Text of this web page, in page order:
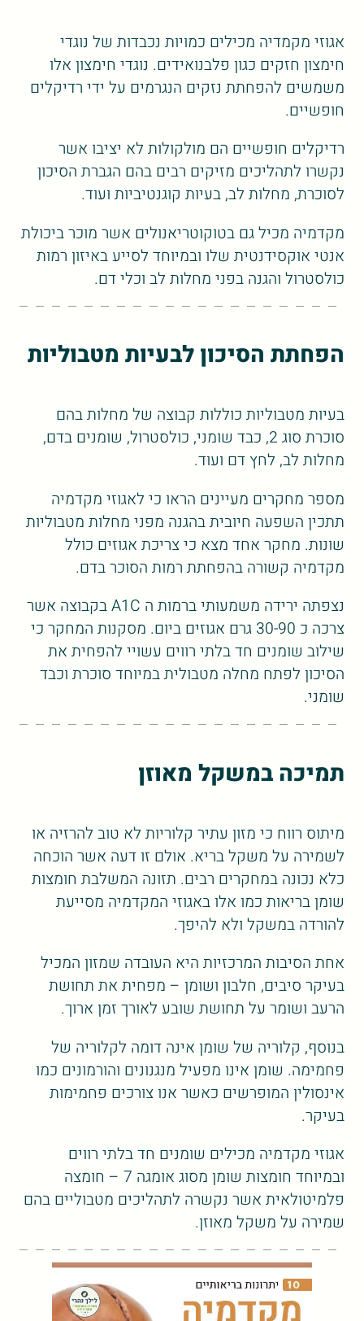
אגוזי מקמדיה מכילים כמויות נכבדות של נוגדי
חימצון חזקים כגון פלבנואידים. נוגדי חימצון אלו
משמשים להפחתת נזקים הנגרמים על ידי רדיקלים
חופשיים.
רדיקלים חופשיים הם מולקולות לא יציבו אשר
נקשרו לתהליכים מזיקים רבים בהם הגברת הסיכון
לסוכרת, מחלות לב, בעיות קוגנטיביות ועוד.
מקדמיה מכיל גם בטוקוטריאנולים אשר מוכר ביכולת
אנטי אוקסידנטית שלו ובמיוחד לסייע באיזון רמות
כולסטרול והגנה בפני מחלות לב וכלי דם.
הפחתת הסיכון לבעיות מטבוליות
בעיות מטבוליות כוללות קבוצה של מחלות בהם
סוכרת סוג 2, כבד שומני, כולסטרול, שומנים בדם,
מחלות לב, לחץ דם ועוד.
מספר מחקרים מעיינים הראו כי לאגוזי מקדמיה
תתכין השפעה חיובית בהגנה מפני מחלות מטבוליות
שונות. מחקר אחד מצא כי צריכת אגוזים כולל
מקדמיה קשורה בהפחתת רמות הסוכר בדם.
נצפתה ירידה משמעותי ברמות ה A1C בקבוצה אשר
צרכה כ 30-90 גרם אגוזים ביום. מסקנות המחקר כי
שילוב שומנים חד בלתי רווים עשויי להפחית את
הסיכון לפתח מחלה מטבולית במיוחד סוכרת וכבד
שומני.
תמיכה במשקל מאוזן
מיתוס רווח כי מזון עתיר קלוריות לא טוב להרזיה או
לשמירה על משקל בריא. אולם זו דעה אשר הוכחה
כלא נכונה במחקרים רבים. תזונה המשלבת חומצות
שומן בריאות כמו אלו באגוזי המקדמיה מסייעת
להורדה במשקל ולא להיפך.
אחת הסיבות המרכזיות היא העובדה שמזון המכיל
בעיקר סיבים, חלבון ושומן – מפחית את תחושת
הרעב ושומר על תחושת שובע לאורך זמן ארוך.
בנוסף, קלוריה של שומן אינה דומה לקלוריה של
פחמימה. שומן אינו מפעיל מנגנונים והורמונים כמו
אינסולין המופרשים כאשר אנו צורכים פחמימות
בעיקר.
אגוזי מקדמיה מכילים שומנים חד בלתי רווים
ובמיוחד חומצות שומן מסוג אומגה 7 – חומצה
פלמיטולאית אשר נקשרה לתהליכים מטבוליים בהם
שמירה על משקל מאוזן.